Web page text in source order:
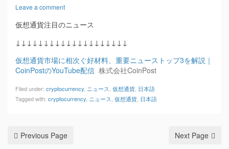
Leave a comment
仮想通貨注目のニュース
↓↓↓↓↓↓↓↓↓↓↓↓↓↓↓↓↓↓↓↓
仮想通貨市場に相次ぐ好材料、重要ニューストップ3を解説｜
CoinPostのYouTube配信 株式会社CoinPost
Filed under: cryptocurrency ニュース 仮想通貨 日本語
Tagged with: cryptocurrency ニュース 仮想通貨 日本語
Previous Page Next Page